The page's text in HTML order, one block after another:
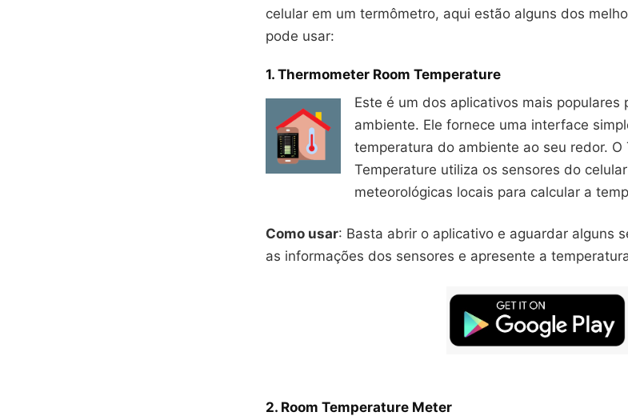
celular em um termômetro, aqui estão alguns dos
pode usar:
1. Thermometer Room Temperature
Este é um dos aplicativos mais populares
ambiente. Ele fornece uma interface
temperatura do ambiente ao seu redor. O
Temperature utiliza os sensores do
meteorológicas locais para calcular a
Como usar: Basta abrir o aplicativo e aguardar alguns
as informações dos sensores e apresente a
2. Room Temperature Meter